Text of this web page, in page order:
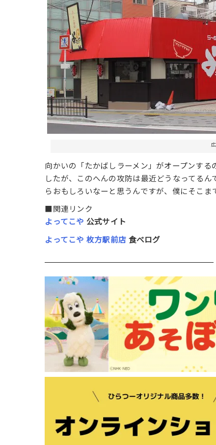
向かいの「たかばしラーメン」がオープンす
したが、このへんの攻防は最近どうなってる
らおもしろいなーと思うんですが、僕にそこ
■関連リンク
よってこや 公式サイト
よってこや 枚方駅前店 食べログ